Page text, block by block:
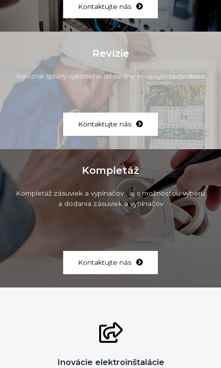
Kontaktujte nás
Revízie
Revízne správy vykonené dôsledne revíznym technikom
Kontaktujte nás
Kompletáž
Kompletáž zásuviek a vypínačov , aj s možnosťou výberu
a dodania zásuviek a vypínačov
Kontaktujte nás
Inovácie elektroinštalácie